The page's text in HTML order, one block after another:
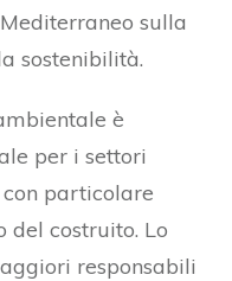
sulla
sostenibilità.
è
per i settori
particolare
del costruito. Lo
responsabili